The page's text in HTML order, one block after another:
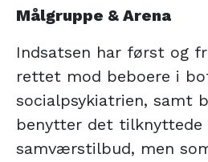
Målgruppe & Arena
Indsatsen har først og
rettet mod beboere i
socialpsykiatrien, samt
benytter det
samværstilbud, men